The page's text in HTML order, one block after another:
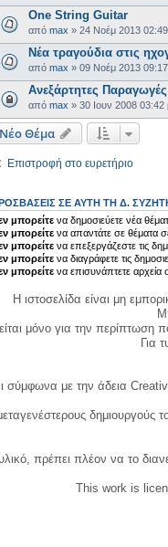
One String Guitar
από max » 24 Νοέμ 2013
Νέα τραγούδια στις
από max » 09 Νοέμ 2013
Ανεξάρτητες Παραγωγές
από max » 30 Ιουν 2008 03:42
Νέο Θέμα
Επιστροφή στο ευρετήριο
ΣΕ ΑΥΤΉ ΤΗ Δ.
μπορείτε να δημοσιεύετε νέα
μπορείτε να απαντάτε σε θέματα
μπορείτε να επεξεργάζεστε τις
μπορείτε να διαγράφετε τις
μπορείτε να επισυνάπτετε
Η ιστοσελίδα είναι μη
μόνο για την
Για
σύμφωνα με την άδεια
πρέπει πλέον να το
This work is